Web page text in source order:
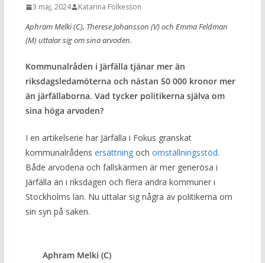
3 maj, 2024 Katarina Folkesson
Aphram Melki (C), Therese Johansson (V) och Emma Feldman
(M) uttalar sig om sina arvoden.
Kommunalråden i Järfälla tjänar mer än
riksdagsledamöterna och nästan 50 000 kronor mer
än järfällaborna. Vad tycker politikerna själva om
sina höga arvoden?
I en artikelserie har Järfälla i Fokus granskat
kommunalrådens ersättningoch omställningsstöd.
Både arvodena och fallskärmen är mer generösa i
Järfälla än i riksdagen och flera andra kommuner i
Stockholms län. Nu uttalar sig några av politikerna om
sin syn på saken.
Aphram Melki (C)